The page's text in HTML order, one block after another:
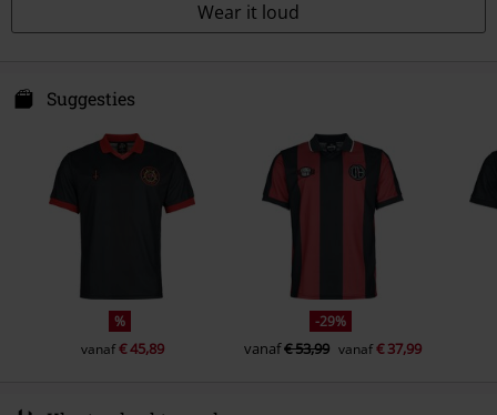
Wear it loud
Suggesties
%
vanaf€ 45,89
-29%
vanaf€ 53,99 vanaf€ 37,99